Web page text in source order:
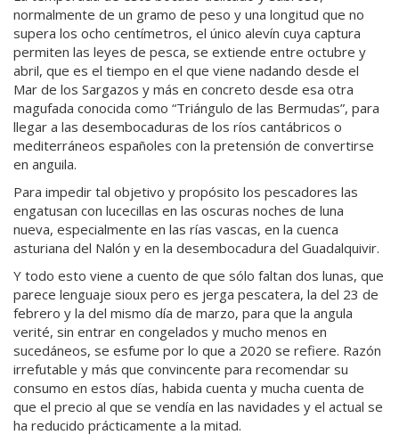
normalmente de un gramo de peso y una longitud que no
supera los ocho centímetros, el único alevín cuya captura
permiten las leyes de pesca, se extiende entre octubre y
abril, que es el tiempo en el que viene nadando desde el
Mar de los Sargazos y más en concreto desde esa otra
magufada conocida como “Triángulo de las Bermudas”, para
llegar a las desembocaduras de los ríos cantábricos o
mediterráneos españoles con la pretensión de convertirse
en anguila.
Para impedir tal objetivo y propósito los pescadores las
engatusan con lucecillas en las oscuras noches de luna
nueva, especialmente en las rías vascas, en la cuenca
asturiana del Nalón y en la desembocadura del Guadalquivir.
Y todo esto viene a cuento de que sólo faltan dos lunas, que
parece lenguaje sioux pero es jerga pescatera, la del 23 de
febrero y la del mismo día de marzo, para que la angula
verité, sin entrar en congelados y mucho menos en
sucedáneos, se esfume por lo que a 2020 se refiere. Razón
irrefutable y más que convincente para recomendar su
consumo en estos días, habida cuenta y mucha cuenta de
que el precio al que se vendía en las navidades y el actual se
ha reducido prácticamente a la mitad.